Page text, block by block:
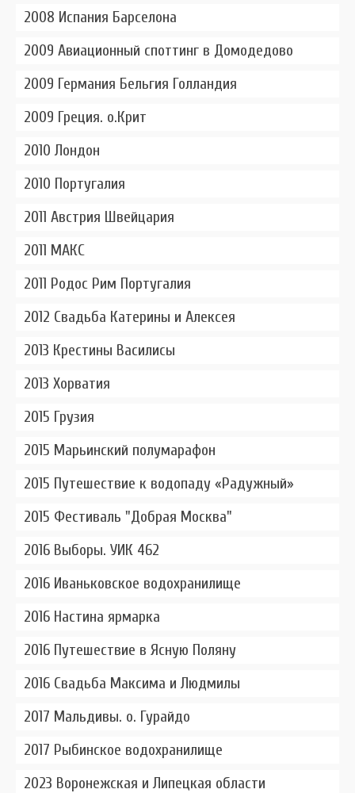
2008 Испания Барселона
2009 Авиационный споттинг в Домодедово
2009 Германия Бельгия Голландия
2009 Греция. о.Крит
2010 Лондон
2010 Португалия
2011 Австрия Швейцария
2011 МАКС
2011 Родос Рим Португалия
2012 Свадьба Катерины и Алексея
2013 Крестины Василисы
2013 Хорватия
2015 Грузия
2015 Марьинский полумарафон
2015 Путешествие к водопаду «Радужный»
2015 Фестиваль "Добрая Москва"
2016 Выборы. УИК 462
2016 Иваньковское водохранилище
2016 Настина ярмарка
2016 Путешествие в Ясную Поляну
2016 Свадьба Максима и Людмилы
2017 Мальдивы. о. Гурайдо
2017 Рыбинское водохранилище
2023 Воронежская и Липецкая области